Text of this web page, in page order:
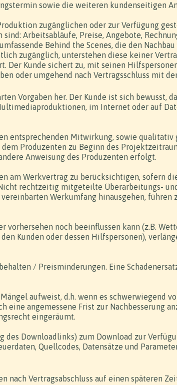
sowie die weiteren kundenseitigen
zugänglichen oder zur Verfügung
Arbeitsabläufe, Preise, Angebote,
Behind the Scenes, die den
zugänglich, unterstehen diese keiner
Kunde sichert zu, mit seinen
oder umgehend nach Vertragsschluss mit
Vorgaben her. Der Kunde ist sich bewusst,
im Internet oder auf
entsprechenden Mitwirkung, sowie
Produzenten zu Beginn des
Anweisung des Produzenten erfolgt.
am Werkvertrag zu berücksichtigen, sofern
rechtzeitig mitgeteilte Überarbeitungs-
Werkumfang hinausgehen, führen
noch beeinflussen kann (z.B.
Kunden oder dessen Hilfspersonen),
/ Preisminderungen. Eine
aufweist, d.h. wenn es schwerwiegend
angemessene Frist zur Nachbesserung
eingeräumt.
des Downloadlinks) zum Download zur
Quellcodes, Datensätze und
Vertragsabschluss auf einen späteren